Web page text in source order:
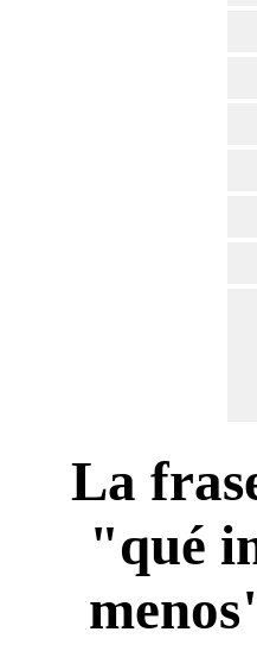
La
"qué